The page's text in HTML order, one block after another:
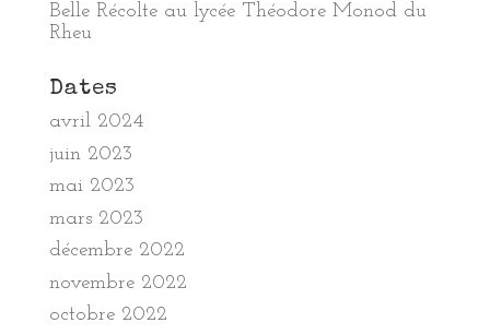
Belle Récolte au lycée Théodore Monod du
Rheu
Dates
avril 2024
juin 2023
mai 2023
mars 2023
décembre 2022
novembre 2022
octobre 2022